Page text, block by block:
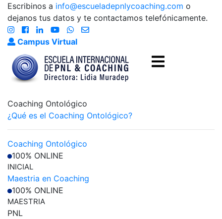
Escribinos a info@escueladepnlycoaching.com o
dejanos tus datos y te contactamos telefónicamente.
Campus Virtual
Coaching Ontológico
¿Qué es el Coaching Ontológico?
Coaching Ontológico
100% ONLINE
INICIAL
Maestria en Coaching
100% ONLINE
MAESTRIA
PNL